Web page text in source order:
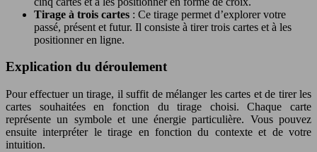
Tirage à trois cartes : Ce tirage permet d’explorer votre
passé, présent et futur. Il consiste à tirer trois cartes et à les
positionner en ligne.
Explication du déroulement
Pour effectuer un tirage, il suffit de mélanger les cartes et de tirer les
cartes souhaitées en fonction du tirage choisi. Chaque carte
représente un symbole et une énergie particulière. Vous pouvez
ensuite interpréter le tirage en fonction du contexte et de votre
intuition.